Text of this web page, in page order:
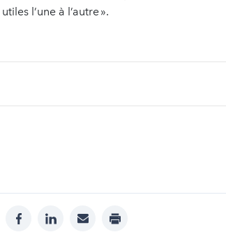
l’une à l’autre ».
facebooklinkedinmail print